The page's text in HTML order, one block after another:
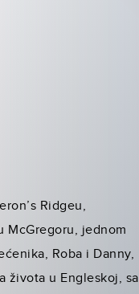
Ridgeu,
McGregoru, jednom
Roba i Danny,
života u Engleskoj, sa